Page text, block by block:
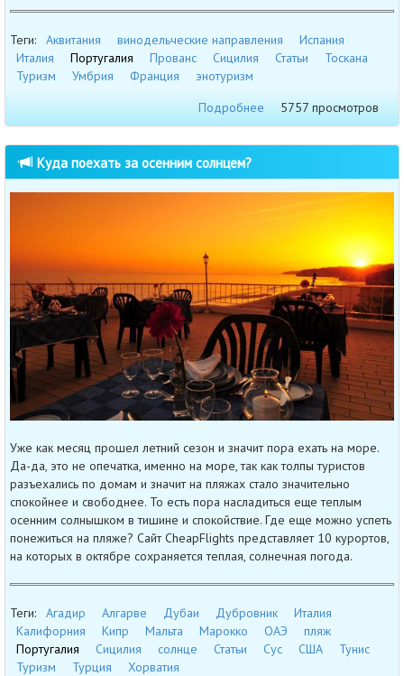
Теги: Аквитания винодельческие направления
Испания
Италия
Португалия Прованс Сицилия Статьи
Тоскана
Туризм
Умбрия Франция
энотуризм
Подробнее
5757 просмотров
Куда поехать за осенним солнцем?
Уже как месяц прошел летний сезон и значит пора ехать на море.
Да-да, это не опечатка, именно на море, так как толпы туристов
разъехались по домам и значит на пляжах стало значительно
спокойнее и свободнее. То есть пора насладиться еще теплым
осенним солнышком в тишине и спокойствие. Где еще можно успеть
понежиться на пляже? Сайт CheapFlights представляет 10 курортов,
на которых в октябре сохраняется теплая, солнечная погода.
Теги: Агадир Алгарве Дубаи Дубровник
Италия
Калифорния
Кипр Мальта Марокко ОАЭ
пляж
Португалия
Сицилия солнце Статьи Сус США
Тунис
Туризм
Турция
Хорватия